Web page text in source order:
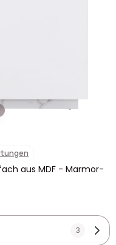
aus MDF - Marmor-
3